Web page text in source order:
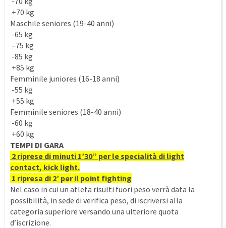
+70 kg
Maschile seniores (19-40 anni)
-65 kg
–75 kg
-85 kg
+85 kg
Femminile juniores (16-18 anni)
-55 kg
+55 kg
Femminile seniores (18-40 anni)
-60 kg
+60 kg
TEMPI DI GARA
2 riprese di minuti 1’30” per le specialità di light
contact, kick light.
1 ripresa di 2’ per il point fighting
Nel caso in cui un atleta risulti fuori peso verrà data la
possibilità, in sede di verifica peso, di iscriversi alla
categoria superiore versando una ulteriore quota
d’iscrizione.